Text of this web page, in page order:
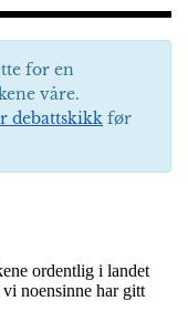
for en
våre.
debattskikk før